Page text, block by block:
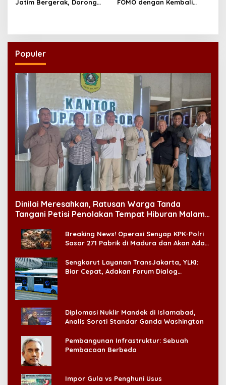
Jatim Bergerak, Dorong
FOMO dengan Kembali
Populer
Dinilai Meresahkan, Ratusan Warga Tanda
Tangani Petisi Penolakan Tempat Hiburan Malam
Breaking News! Operasi Senyap KPK-Polri
Sasar 271 Pabrik di Madura dan Akan Ada
Sengkarut Layanan TransJakarta, YLKI:
Biar Cepat, Adakan Forum Dialog
Diplomasi Nuklir Mandek di Islamabad,
Analis Soroti Standar Ganda Washington
Pembangunan Infrastruktur: Sebuah
Pembacaan Berbeda
Impor Gula vs Penghuni Usus